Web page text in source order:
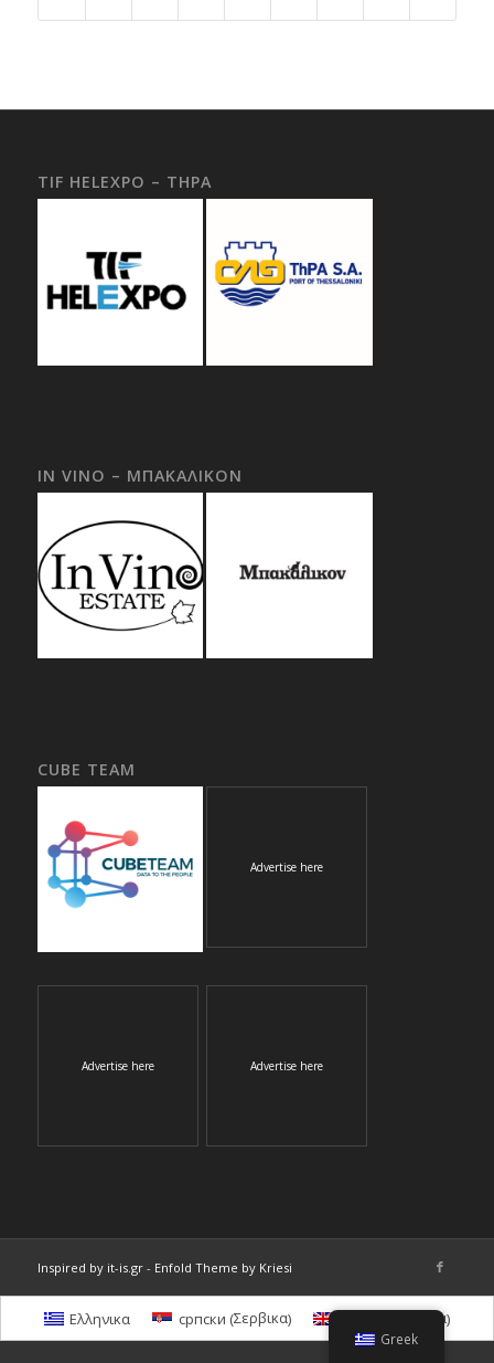
TIF HELEXPO – THPA
IN VINO – ΜΠΑΚΑΛΙΚΟΝ
CUBE TEAM
Advertise here
Advertise here Advertise here
Inspired by it-is.gr- Enfold Theme by Kriesi
Greek
Ελληνικα српски (Σερβικα) Αγγλικα)